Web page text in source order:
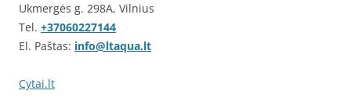
Ukmergės g. 298A, Vilnius
Tel. +37060227144
El. Paštas: info@ltaqua.lt
Cytai.lt